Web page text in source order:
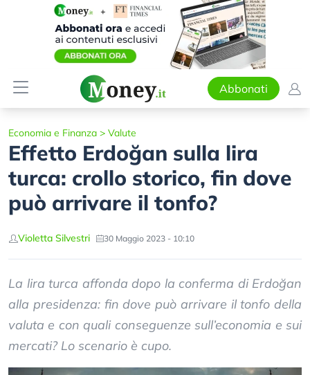
Abbonati
Economia e Finanza > Valute
Effetto Erdoğan sulla lira
turca: crollo storico, fin dove
può arrivare il tonfo?
Violetta Silvestri 30 Maggio 2023 - 10:10
La lira turca affonda dopo la conferma di Erdoğan
alla presidenza: fin dove può arrivare il tonfo della
valuta e con quali conseguenze sull’economia e sui
mercati? Lo scenario è cupo.